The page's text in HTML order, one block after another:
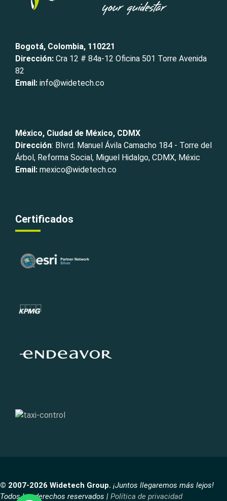
Bogotá, Colombia, 110221
Dirección: Cra 12 # 84a-12 Oficina 501 Torre Avenida
82
Email: info@widetech.co
México, Ciudad de México, CDMX
Dirección: Blvrd. Manuel Ávila Camacho 184 - Torre del
Árbol, Reforma Social, Miguel Hidalgo, CDMX, Méxic
Email: mexico@widetech.co
Certificados
© 2007-2026 Widetech Group. ¡Juntos llegaremos más lejos!
Todos los derechos reservados | Política de privacidad